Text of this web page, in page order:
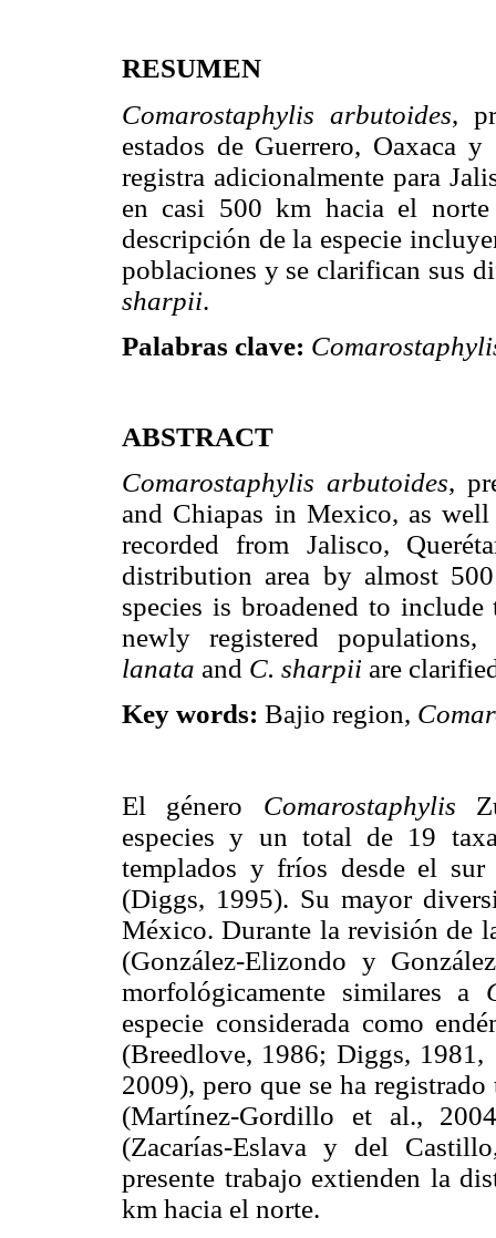
RESUMEN
Comarostaphylis arbutoides,
estados de Guerrero, Oaxaca
registra adicionalmente para
en casi 500 km hacia el
descripción de la especie
poblaciones y se clarifican sus
sharpii.
Palabras clave:
ABSTRACT
Comarostaphylis arbutoides,
and Chiapas in Mexico, as
recorded from Jalisco,
distribution area by almost
species is broadened to
newly registered
lanata and C. sharpii are
Key words: Bajio region,
El género Comarostaphylis
especies y un total de 19
templados y fríos desde el sur
(Diggs, 1995). Su mayor
México. Durante la revisión de
(González-Elizondo y
morfológicamente similares a
especie considerada como
(Breedlove, 1986; Diggs,
2009), pero que se ha
(Martínez-Gordillo et al.,
(Zacarías-Eslava y del
presente trabajo extienden la
km hacia el norte.